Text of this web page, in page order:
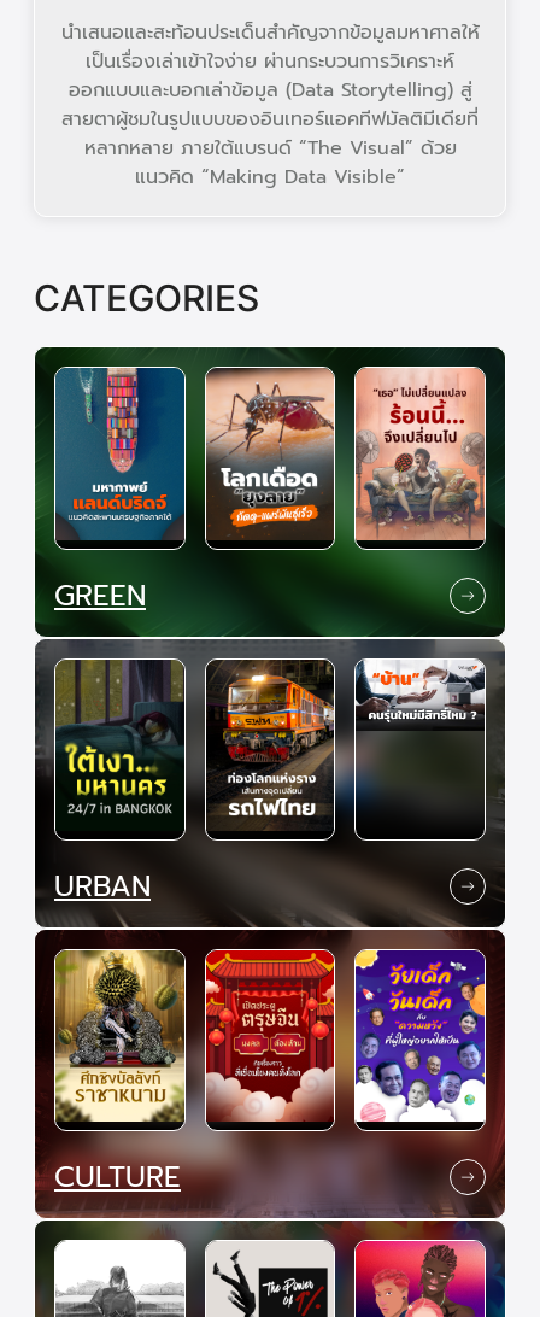
นำเสนอและสะท้อนประเด็นสำคัญจากข้อมูลมหาศาลให้
เป็นเรื่องเล่าเข้าใจง่าย ผ่านกระบวนการวิเคราะห์
ออกแบบและบอกเล่าข้อมูล (Data Storytelling) สู่
สายตาผู้ชมในรูปแบบของอินเทอร์แอคทีฟมัลติมีเดียที่
หลากหลาย ภายใต้แบรนด์ “The Visual” ด้วย
แนวคิด “Making Data Visible”
CATEGORIES
GREEN
URBAN
CULTURE